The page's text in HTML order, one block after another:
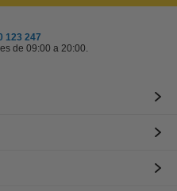
123 247
de 09:00 a 20:00.